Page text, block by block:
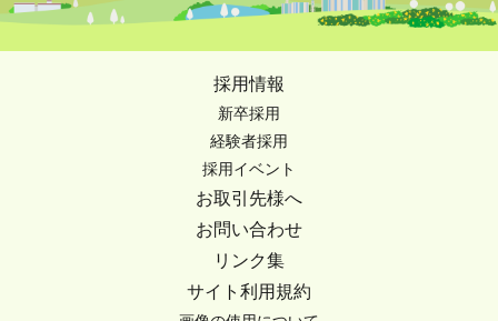
採用情報
新卒採用
経験者採用
採用イベント
お取引先様へ
お問い合わせ
リンク集
サイト利用規約